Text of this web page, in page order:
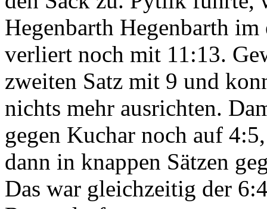
Hegenbarth Hegenbarth
verliert noch mit 11:13.
zweiten Satz mit 9 und
nichts mehr ausrichten.
gegen Kuchar noch auf
dann in knappen Sätzen
Das war gleichzeitig der